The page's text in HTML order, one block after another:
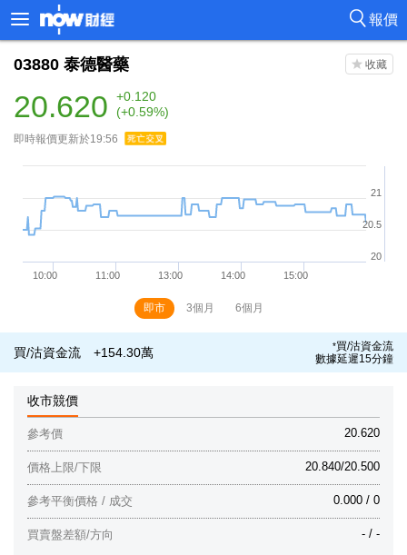
報價
03880 泰德醫藥
20.620
+0.120
(+0.59%)
即時報價更新於19:56
即市 3個月 6個月
買/沽資金流 +154.30萬 *買/沽資金流
數據延遲15分鐘
收市競價
20.620
參考價
20.840/20.500
價格上限/下限
0.000 / 0
參考平衡價格 / 成交
- / -
買賣盤差額/方向